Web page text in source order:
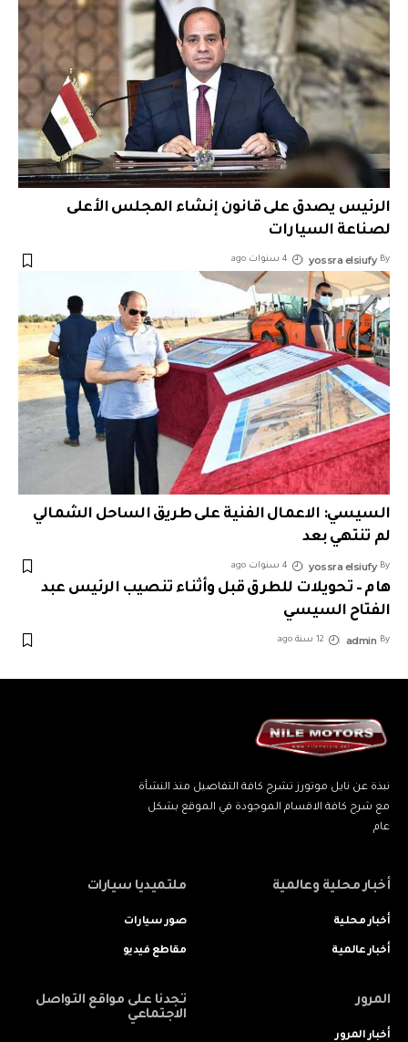
الرئيس يصدق على قانون إنشاء المجلس الأعلى
لصناعة السيارات
By
yossra elsiufy 4 سنوات ago
السيسي: الاعمال الفنية على طريق الساحل الشمالي
لم تنتهي بعد
By
yossra elsiufy 4 سنوات ago
هام – تحويلات للطرق قبل وأثناء تنصيب الرئيس عبد
الفتاح السيسي
By
admin 12 سنة ago
نبذة عن نايل موتورز تشرح كافة التفاصيل منذ النشأة
مع شرح كافة الاقسام الموجودة في الموقع بشكل
عام
أخبار محلية وعالمية
أخبار محلية
أخبار عالمية
ملتميديا سيارات
صور سيارات
مقاطع فيديو
المرور
أخبار المرور
تجدنا على مواقع التواصل
الاجتماعي